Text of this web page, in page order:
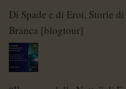
Di Spade e di Eroi, Storie
Branca [blogtour]